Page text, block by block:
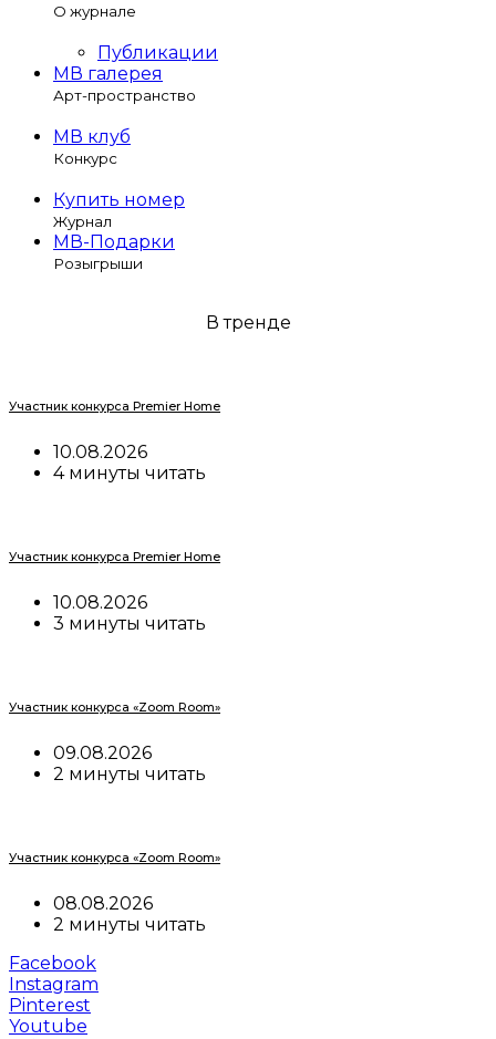
О журнале
Публикации
МВ галерея
Арт-пространство
МВ клуб
Конкурс
Купить номер
Журнал
МВ-Подарки
Розыгрыши
В тренде
Участник конкурса Premier Home
10.08.2026
4 минуты читать
Участник конкурса Premier Home
10.08.2026
3 минуты читать
Участник конкурса «Zoom Room»
09.08.2026
2 минуты читать
Участник конкурса «Zoom Room»
08.08.2026
2 минуты читать
Facebook
Instagram
Pinterest
Youtube